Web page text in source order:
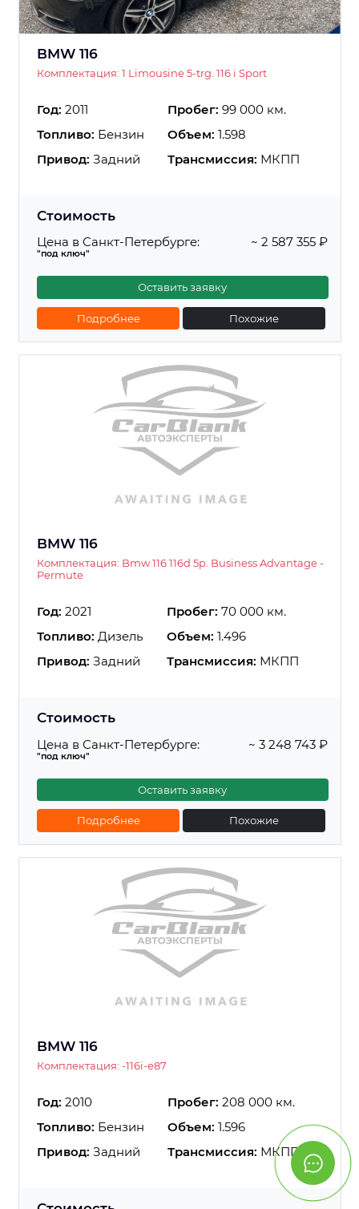
BMW 116
Комплектация: 1 Limousine 5-trg. 116 i Sport
Год: 2011 Пробег: 99 000 км.
Топливо: Бензин Объем: 1.598
Привод: Задний Трансмиссия: МКПП
Стоимость
Цена в Санкт-Петербурге:
"под ключ"
~ 2 587 355 ₽
Оставить заявку
Подробнее Похожие
BMW 116
Комплектация: Bmw 116 116d 5p. Business Advantage -
Permute
Год: 2021 Пробег: 70 000 км.
Топливо: Дизель Объем: 1.496
Привод: Задний Трансмиссия: МКПП
Стоимость
Цена в Санкт-Петербурге:
"под ключ"
~ 3 248 743 ₽
Оставить заявку
Подробнее Похожие
BMW 116
Комплектация: -116i-e87
Год: 2010 Пробег: 208 000 км.
Топливо: Бензин Объем: 1.596
Привод: Задний Трансмиссия: МКПП